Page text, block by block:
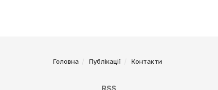
Головна Публікації Контакти
RSS